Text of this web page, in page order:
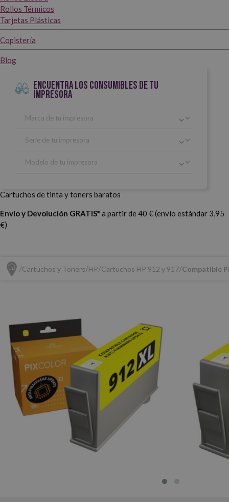
Rollos Térmicos
Tarjetas Plásticas
Copistería
Blog
ENCUENTRA LOS CONSUMIBLES DE TU
IMPRESORA
Cartuchos de tinta y toners baratos
Envío y Devolución GRATIS* a partir de 40 € (envío estándar 3,95
€)
Cartuchos y Toners HP Cartuchos HP 912 y 917 Compatible